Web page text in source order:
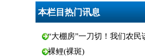
本栏目热门讯息
“大棚房”一刀切！我们农民
裸鲤(裸斑)